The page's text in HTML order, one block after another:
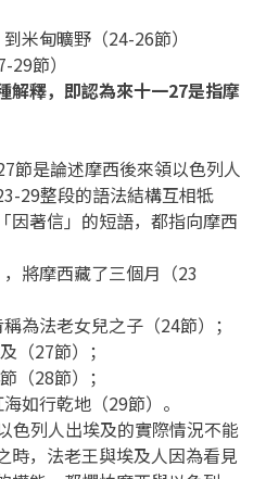
米甸曠野（24-26節）
節）
釋，即認為來十一27是指摩
節是論述摩西後來領以色列人
29整段的語法結構互相牴
因著信」的短語，都指向摩西
將摩西藏了三個月（23
為法老女兒之子（24節）；
（27節）；
（28節）；
如行乾地（29節）。
色列人出埃及的實際情況不能
時，法老王與埃及人因為看見